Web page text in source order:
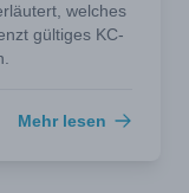
welches
gültiges KC-
Mehr lesen